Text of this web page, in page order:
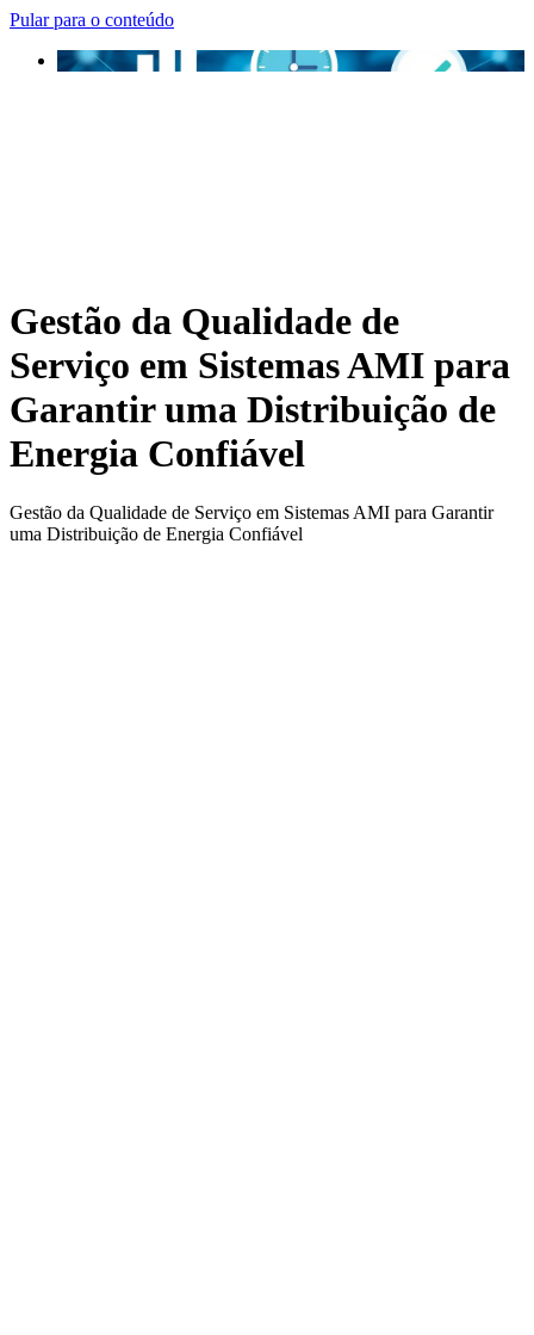
Pular para o conteúdo
Gestão da Qualidade de
Serviço em Sistemas AMI para
Garantir uma Distribuição de
Energia Confiável
Gestão da Qualidade de Serviço em Sistemas AMI para Garantir
uma Distribuição de Energia Confiável